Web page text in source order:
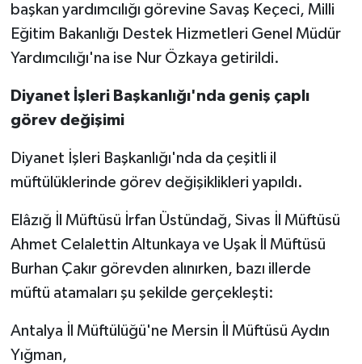
başkan yardımcılığı görevine Savaş Keçeci, Milli
Eğitim Bakanlığı Destek Hizmetleri Genel Müdür
Yardımcılığı'na ise Nur Özkaya getirildi.
Diyanet İşleri Başkanlığı'nda geniş çaplı
görev değişimi
Diyanet İşleri Başkanlığı'nda da çeşitli il
müftülüklerinde görev değişiklikleri yapıldı.
Elâzığ İl Müftüsü İrfan Üstündağ, Sivas İl Müftüsü
Ahmet Celalettin Altunkaya ve Uşak İl Müftüsü
Burhan Çakır görevden alınırken, bazı illerde
müftü atamaları şu şekilde gerçekleşti:
Antalya İl Müftülüğü'ne Mersin İl Müftüsü Aydın
Yığman,